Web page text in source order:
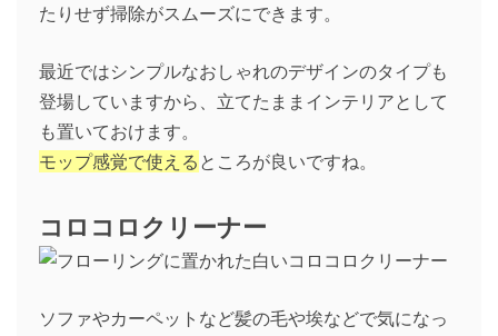
たりせず掃除がスムーズにできます。
最近ではシンプルなおしゃれのデザインのタイプも
登場していますから、立てたままインテリアとして
も置いておけます。
モップ感覚で使える ところが良いですね。
コロコロクリーナー
ソファやカーペットなど髪の毛や埃などで気になっ